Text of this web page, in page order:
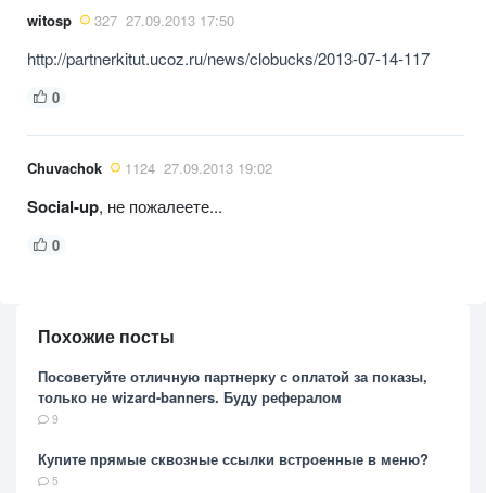
witosp 327 27.09.2013 17:50
http://partnerkitut.ucoz.ru/news/clobucks/2013-07-14-117
0
Chuvachok 1124 27.09.2013 19:02
Social-up, не пожалеете...
0
Похожие посты
Посоветуйте отличную партнерку с оплатой за показы,
только не wizard-banners. Буду рефералом
9
Купите прямые сквозные ссылки встроенные в меню?
5